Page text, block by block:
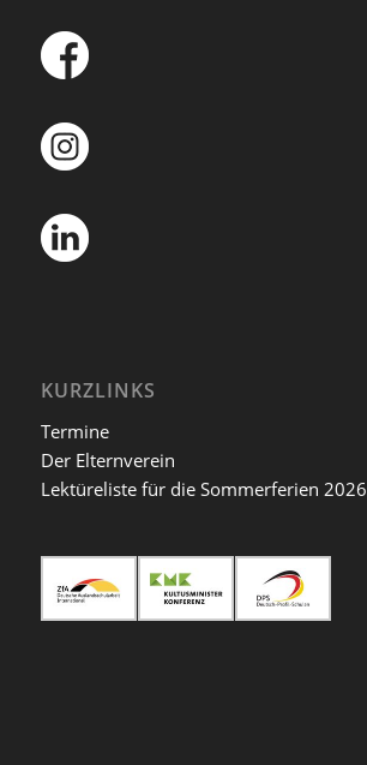
KURZLINKS
Termine
Der Elternverein
Lektüreliste für die Sommerferien 2026